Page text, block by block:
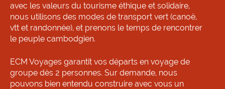
avec les valeurs du tourisme éthique et solidaire,
nous utilisons des modes de transport vert (canoë,
vtt et randonnée), et prenons le temps de rencontrer
le peuple cambodgien.
ECM Voyages garantit vos départs en voyage de
groupe dès 2 personnes. Sur demande, nous
pouvons bien entendu construire avec vous un